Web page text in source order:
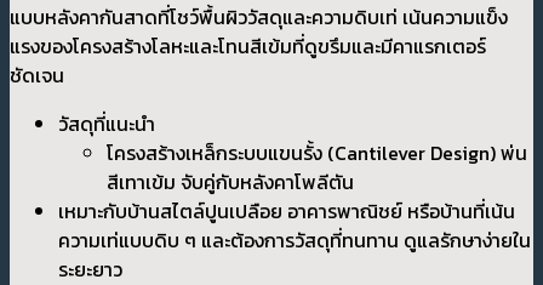
แบบหลังคากันสาดที่โชว์พื้นผิววัสดุและความดิบเท่ เน้นความแข็ง
แรงของโครงสร้างโลหะและโทนสีเข้มที่ดูขรึมและมีคาแรกเตอร์
ชัดเจน
วัสดุที่แนะนำ
โครงสร้างเหล็กระบบแขนรั้ง (Cantilever Design) พ่น
สีเทาเข้ม จับคู่กับหลังคาโพลีตัน
เหมาะกับบ้านสไตล์ปูนเปลือย อาคารพาณิชย์ หรือบ้านที่เน้น
ความเท่แบบดิบ ๆ และต้องการวัสดุที่ทนทาน ดูแลรักษาง่ายใน
ระยะยาว